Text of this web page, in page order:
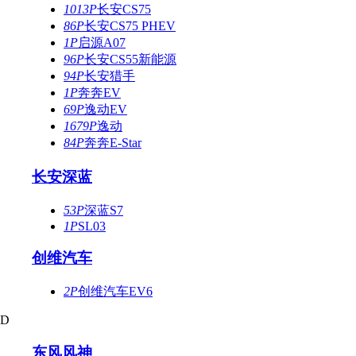
1013P长安CS75
86P长安CS75 PHEV
1P启源A07
96P长安CS55新能源
94P长安猎手
1P奔奔EV
69P逸动EV
1679P逸动
84P奔奔E-Star
长安深蓝
53P深蓝S7
1PSL03
创维汽车
2P创维汽车EV6
D
东风风神